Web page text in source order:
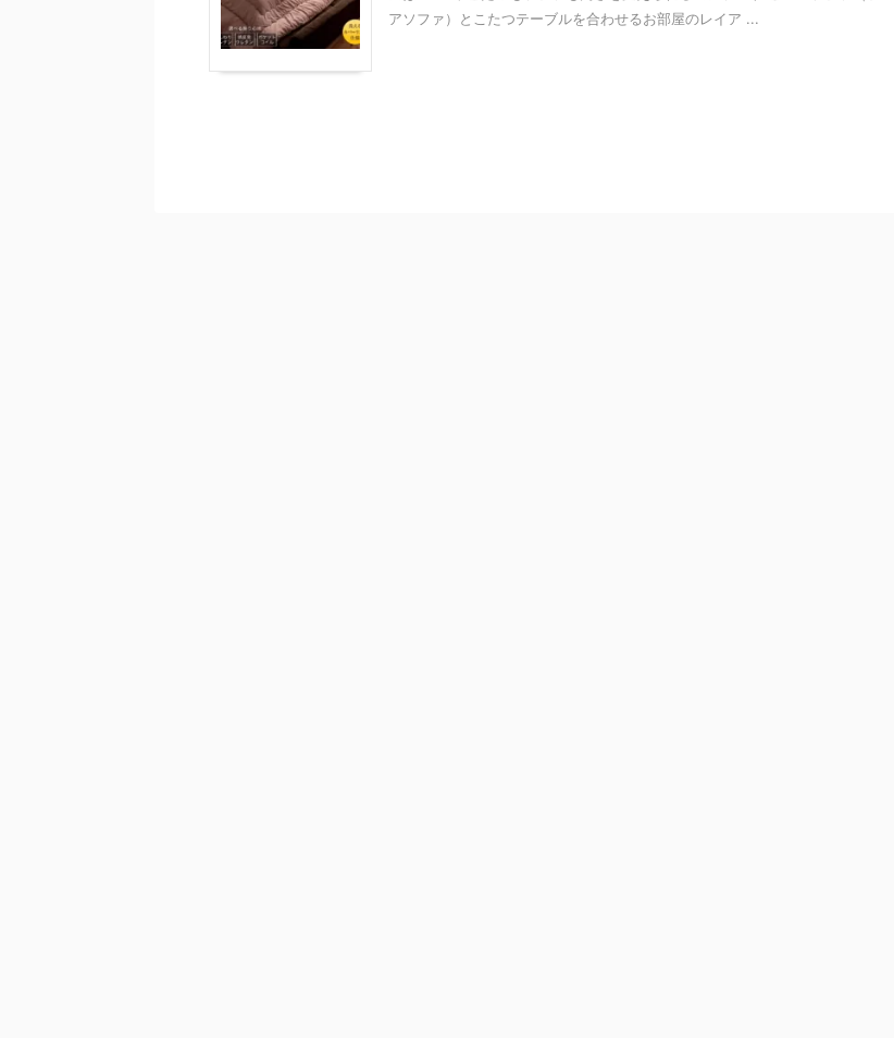
アソファ）とこたつテーブルを合わせるお部屋のレイア ...